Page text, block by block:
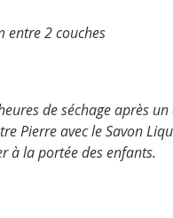
entre 2 couches
de séchage après
Pierre avec le Savon
à la portée des enfants.